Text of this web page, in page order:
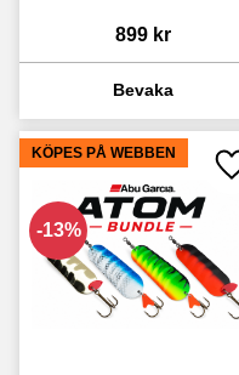
899kr
13%
KÖPES PÅ WEBBEN